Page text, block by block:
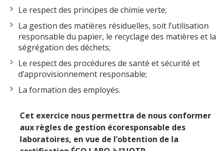
Le respect des principes de chimie verte;
La gestion des matières résiduelles, soit l’utilisation
responsable du papier, le recyclage des matières et la
ségrégation des déchets;
Le respect des procédures de santé et sécurité et
d’approvisionnement responsable;
La formation des employés.
Cet exercice nous permettra de nous conformer
aux règles de gestion écoresponsable des
laboratoires, en vue de l’obtention de la